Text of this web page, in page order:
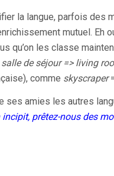
la langue, parfois des
mutuel. Eh
qu’on les classe
salle de séjour => living
comme skyscraper
ses amies les autres
prêtez-nous des